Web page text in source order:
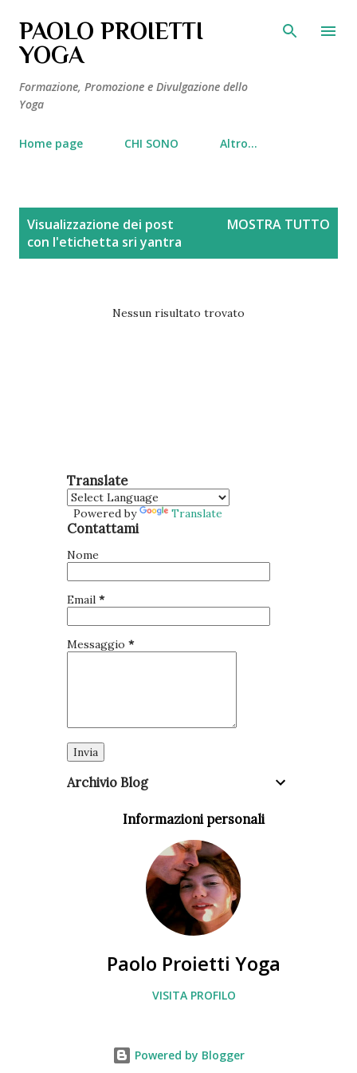
Passa ai contenuti principali
PAOLO PROIETTI
YOGA
Formazione, Promozione e Divulgazione dello
Yoga
Home page CHI SONO Altro…
Visualizzazione dei post
con l'etichetta sri yantra
MOSTRA TUTTO
Nessun risultato trovato
Translate
Powered by Translate
Contattami
Nome
Email *
Messaggio *
Archivio Blog
Informazioni personali
Paolo Proietti Yoga
VISITA PROFILO
Powered by Blogger